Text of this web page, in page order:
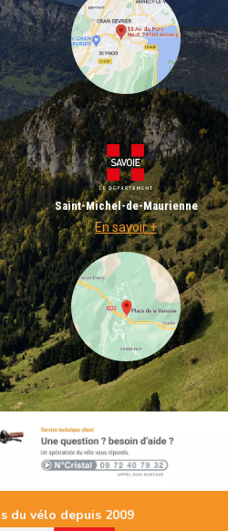
Saint-Michel-de-Maurienne
En savoir +
du vélo depuis 2009